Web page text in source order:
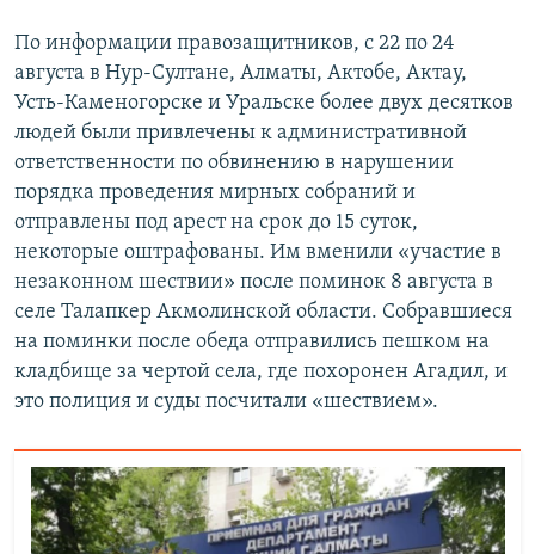
По информации правозащитников, с 22 по 24
августа в Нур-Султане, Алматы, Актобе, Актау,
Усть-Каменогорске и Уральске более двух десятков
людей были привлечены к административной
ответственности по обвинению в нарушении
порядка проведения мирных собраний и
отправлены под арест на срок до 15 суток,
некоторые оштрафованы. Им вменили «участие в
незаконном шествии» после поминок 8 августа в
селе Талапкер Акмолинской области. Собравшиеся
на поминки после обеда отправились пешком на
кладбище за чертой села, где похоронен Агадил, и
это полиция и суды посчитали «шествием».